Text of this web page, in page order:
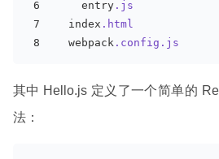
    entry
.js
  index
.html
  webpack
.config .js
其中 Hello.js 定义了一个简单的
法：